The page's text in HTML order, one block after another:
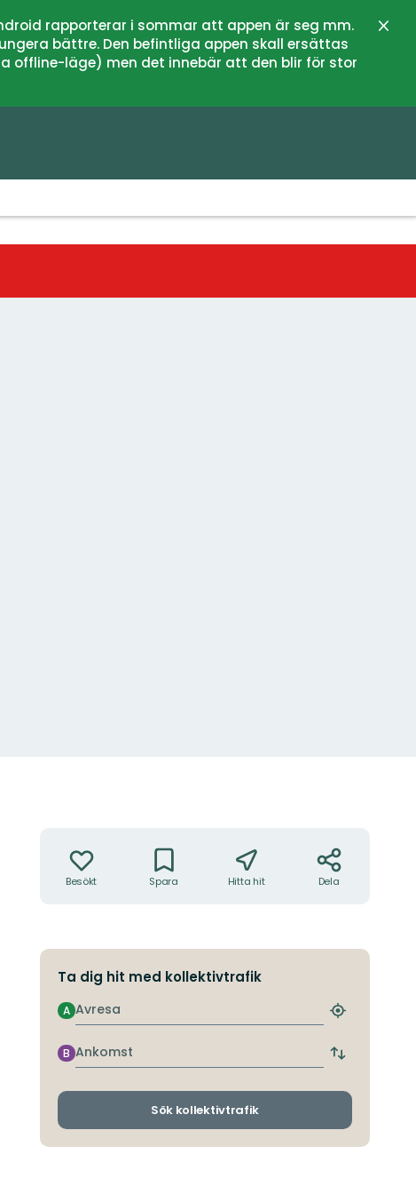
rapporterar i sommar att appen är seg mm.
bättre. Den befintliga appen skall ersättas
offline-läge) men det innebär att den blir för stor
Besökt Spara Hitta hit Dela
Ta dig hit med kollektivtrafik
Avresa
A
Hitta
hållplats
Ankomst
B
Byt
och
Sök kollektivtrafik